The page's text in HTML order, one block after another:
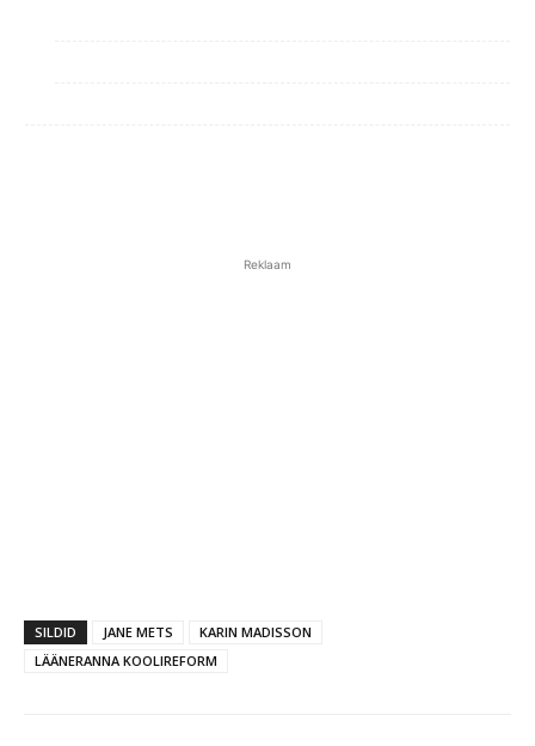
Reklaam
SILDID JANE METS
KARIN MADISSON
LÄÄNERANNA KOOLIREFORM